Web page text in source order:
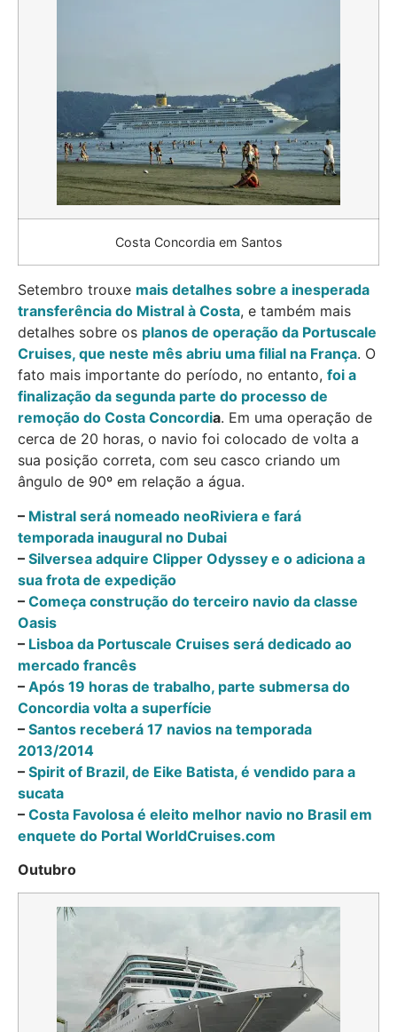
Costa Concordia em Santos
Setembro trouxe mais detalhes sobre a inesperada
transferência do Mistral à Costa, e também mais
detalhes sobre os planos de operação da Portuscale
Cruises, que neste mês abriu uma filial na França. O
fato mais importante do período, no entanto, foi a
finalização da segunda parte do processo de
remoção do Costa Concordia. Em uma operação de
cerca de 20 horas, o navio foi colocado de volta a
sua posição correta, com seu casco criando um
ângulo de 90º em relação a água.
– Mistral será nomeado neoRiviera e fará
temporada inaugural no Dubai
– Silversea adquire Clipper Odyssey e o adiciona a
sua frota de expedição
– Começa construção do terceiro navio da classe
Oasis
– Lisboa da Portuscale Cruises será dedicado ao
mercado francês
– Após 19 horas de trabalho, parte submersa do
Concordia volta a superfície
– Santos receberá 17 navios na temporada
2013/2014
– Spirit of Brazil, de Eike Batista, é vendido para a
sucata
– Costa Favolosa é eleito melhor navio no Brasil em
enquete do Portal WorldCruises.com
Outubro